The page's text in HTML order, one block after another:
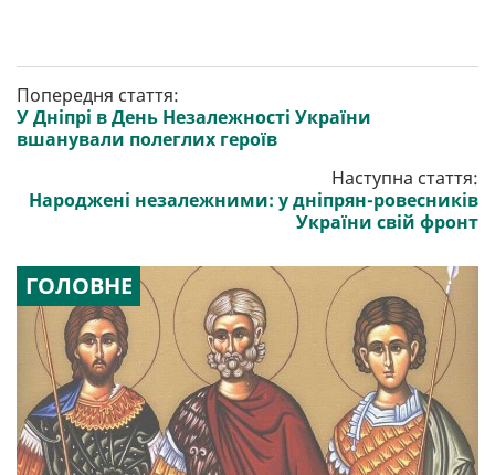
Попередня стаття:
У Дніпрі в День Незалежності України
вшанували полеглих героїв
Наступна стаття:
Народжені незалежними: у дніпрян-ровесників
України свій фронт
ГОЛОВНЕ